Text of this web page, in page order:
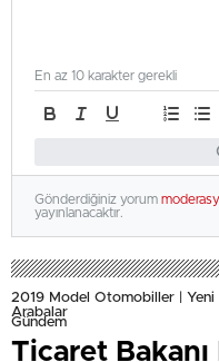
En az 10 karakter gerekli
Gönderdiğiniz yorum
yayınlanacaktır.
2019 Model Otomobiller |
Arabalar
Gündem
Ticaret Bakanı